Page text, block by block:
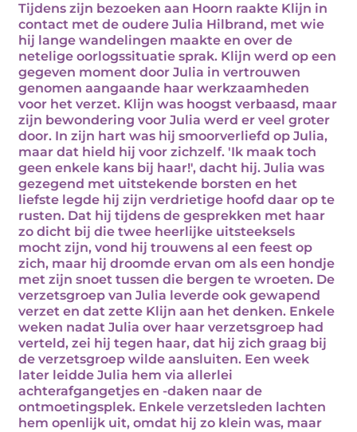
Tijdens zijn bezoeken aan Hoorn raakte Klijn in
contact met de oudere Julia Hilbrand, met wie
hij lange wandelingen maakte en over de
netelige oorlogssituatie sprak. Klijn werd op een
gegeven moment door Julia in vertrouwen
genomen aangaande haar werkzaamheden
voor het verzet. Klijn was hoogst verbaasd, maar
zijn bewondering voor Julia werd er veel groter
door. In zijn hart was hij smoorverliefd op Julia,
maar dat hield hij voor zichzelf. 'Ik maak toch
geen enkele kans bij haar!', dacht hij. Julia was
gezegend met uitstekende borsten en het
liefste legde hij zijn verdrietige hoofd daar op te
rusten. Dat hij tijdens de gesprekken met haar
zo dicht bij die twee heerlijke uitsteeksels
mocht zijn, vond hij trouwens al een feest op
zich, maar hij droomde ervan om als een hondje
met zijn snoet tussen die bergen te wroeten. De
verzetsgroep van Julia leverde ook gewapend
verzet en dat zette Klijn aan het denken. Enkele
weken nadat Julia over haar verzetsgroep had
verteld, zei hij tegen haar, dat hij zich graag bij
de verzetsgroep wilde aansluiten. Een week
later leidde Julia hem via allerlei
achterafgangetjes en -daken naar de
ontmoetingsplek. Enkele verzetsleden lachten
hem openlijk uit, omdat hij zo klein was, maar